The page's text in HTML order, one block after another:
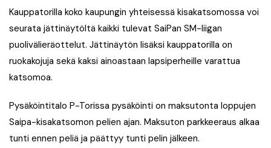
Kauppatorilla koko kaupungin yhteisessä kisakatsomossa voi
seurata jättinäytöltä kaikki tulevat SaiPan SM-liigan
puolivälieräottelut. Jättinäytön lisäksi kauppatorilla on
ruokakojuja sekä kaksi ainoastaan lapsiperheille varattua
katsomoa.
Pysäköintitalo P-Torissa pysäköinti on maksutonta loppujen
Saipa-kisakatsomon pelien ajan. Maksuton parkkeeraus alkaa
tunti ennen peliä ja päättyy tunti pelin jälkeen.